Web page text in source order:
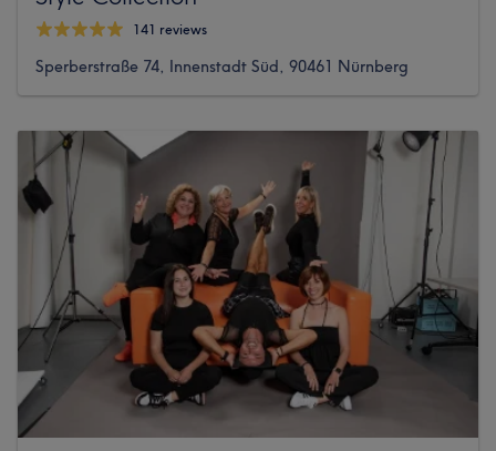
141 reviews
Sperberstraße 74, Innenstadt Süd, 90461 Nürnberg